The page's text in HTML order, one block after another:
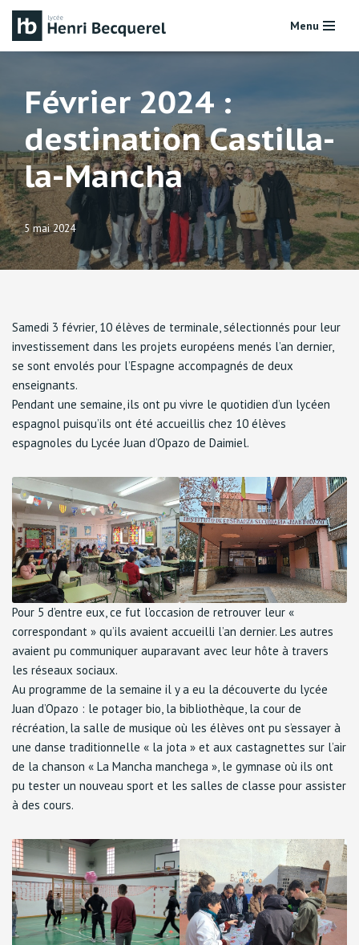
Aller
Menu
Février 2024 :
destination Castilla-
la-Mancha
5 mai 2024
Samedi 3 février, 10 élèves de terminale, sélectionnés pour leur
investissement dans les projets européens menés l’an dernier,
se sont envolés pour l’Espagne accompagnés de deux
enseignants.
Pendant une semaine, ils ont pu vivre le quotidien d’un lycéen
espagnol puisqu’ils ont été accueillis chez 10 élèves
espagnoles du Lycée Juan d’Opazo de Daimiel.
Pour 5 d’entre eux, ce fut l’occasion de retrouver leur «
correspondant » qu’ils avaient accueilli l’an dernier. Les autres
avaient pu communiquer auparavant avec leur hôte à travers
les réseaux sociaux.
Au programme de la semaine il y a eu la découverte du lycée
Juan d’Opazo : le potager bio, la bibliothèque, la cour de
récréation, la salle de musique où les élèves ont pu s’essayer à
une danse traditionnelle « la jota » et aux castagnettes sur l’air
de la chanson « La Mancha manchega », le gymnase où ils ont
pu tester un nouveau sport et les salles de classe pour assister
à des cours.